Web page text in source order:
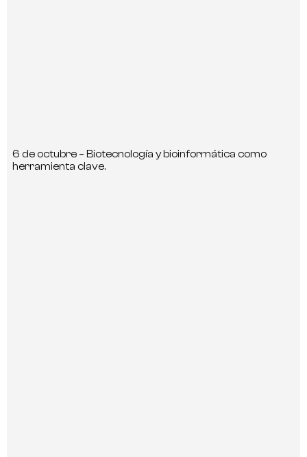
6 de octubre – Biotecnología y bioinformática como
herramienta clave.